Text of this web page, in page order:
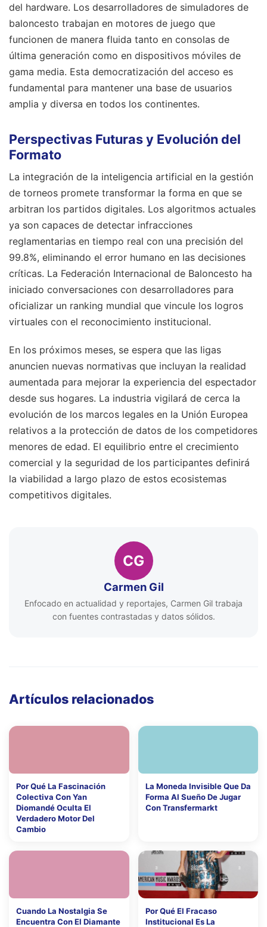
del hardware. Los desarrolladores de simuladores de
baloncesto trabajan en motores de juego que
funcionen de manera fluida tanto en consolas de
última generación como en dispositivos móviles de
gama media. Esta democratización del acceso es
fundamental para mantener una base de usuarios
amplia y diversa en todos los continentes.
Perspectivas Futuras y Evolución del
Formato
La integración de la inteligencia artificial en la gestión
de torneos promete transformar la forma en que se
arbitran los partidos digitales. Los algoritmos actuales
ya son capaces de detectar infracciones
reglamentarias en tiempo real con una precisión del
99.8%, eliminando el error humano en las decisiones
críticas. La Federación Internacional de Baloncesto ha
iniciado conversaciones con desarrolladores para
oficializar un ranking mundial que vincule los logros
virtuales con el reconocimiento institucional.
En los próximos meses, se espera que las ligas
anuncien nuevas normativas que incluyan la realidad
aumentada para mejorar la experiencia del espectador
desde sus hogares. La industria vigilará de cerca la
evolución de los marcos legales en la Unión Europea
relativos a la protección de datos de los competidores
menores de edad. El equilibrio entre el crecimiento
comercial y la seguridad de los participantes definirá
la viabilidad a largo plazo de estos ecosistemas
competitivos digitales.
CG
Carmen Gil
Enfocado en actualidad y reportajes, Carmen Gil trabaja
con fuentes contrastadas y datos sólidos.
Artículos relacionados
Por Qué La Fascinación
Colectiva Con Yan
Diomandé Oculta El
Verdadero Motor Del
Cambio
La Moneda Invisible Que Da
Forma Al Sueño De Jugar
Con Transfermarkt
Cuando La Nostalgia Se
Encuentra Con El Diamante
Por Qué El Fracaso
Institucional Es La